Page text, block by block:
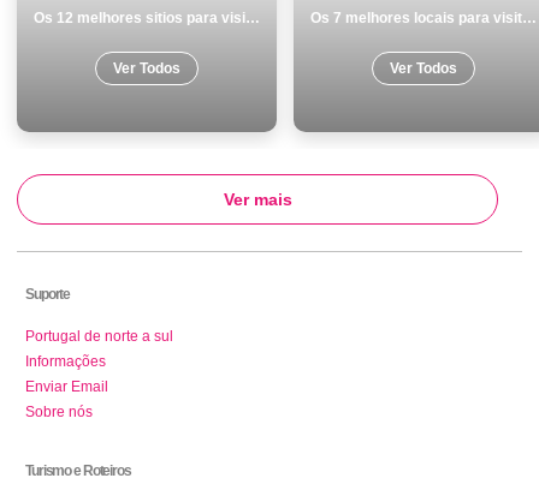
Os 12 melhores sitios para visitar em Praias
Ver Todos
Os 7 melhores locais para visitar em Faro
Ver Todos
Ver mais
Suporte
Portugal de norte a sul
Informações
Enviar Email
Sobre nós
Turismo e Roteiros